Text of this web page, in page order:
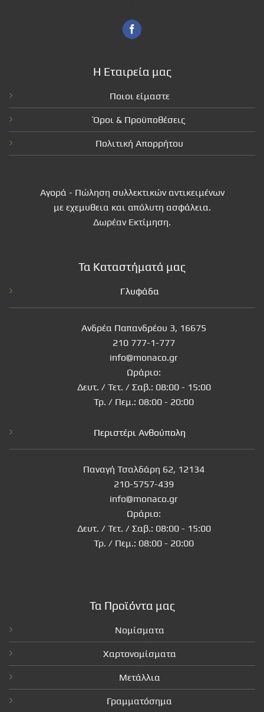
Η Εταιρεία μας
Ποιοι είμαστε
Όροι & Προϋποθέσεις
Πολιτική Απορρήτου
Αγορά - Πώληση συλλεκτικών αντικειμένων
με εχεμυθεια και απόλυτη ασφάλεια.
Δωρέαν Εκτίμηση.
Τα Καταστήματά μας
Γλυφάδα
Ανδρέα Παπανδρέου 3, 16675
210 777-1-777
info@monaco.gr
Ωράριο:
Δευτ. / Τετ. / Σαβ.: 08:00 - 15:00
Τρ. / Πεμ.: 08:00 - 20:00
Περιστέρι Ανθούπολη
Παναγή Τσαλδάρη 62, 12134
210-5757-439
info@monaco.gr
Ωράριο:
Δευτ. / Τετ. / Σαβ.: 08:00 - 15:00
Τρ. / Πεμ.: 08:00 - 20:00
Τα Προϊόντα μας
Νομίσματα
Χαρτονομίσματα
Μετάλλια
Γραμματόσημα